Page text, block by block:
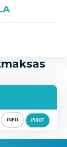
INFO PIRKT